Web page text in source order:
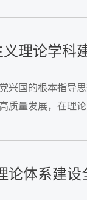
义理论学科
兴国的根本指导
质量发展，在理
论体系建设